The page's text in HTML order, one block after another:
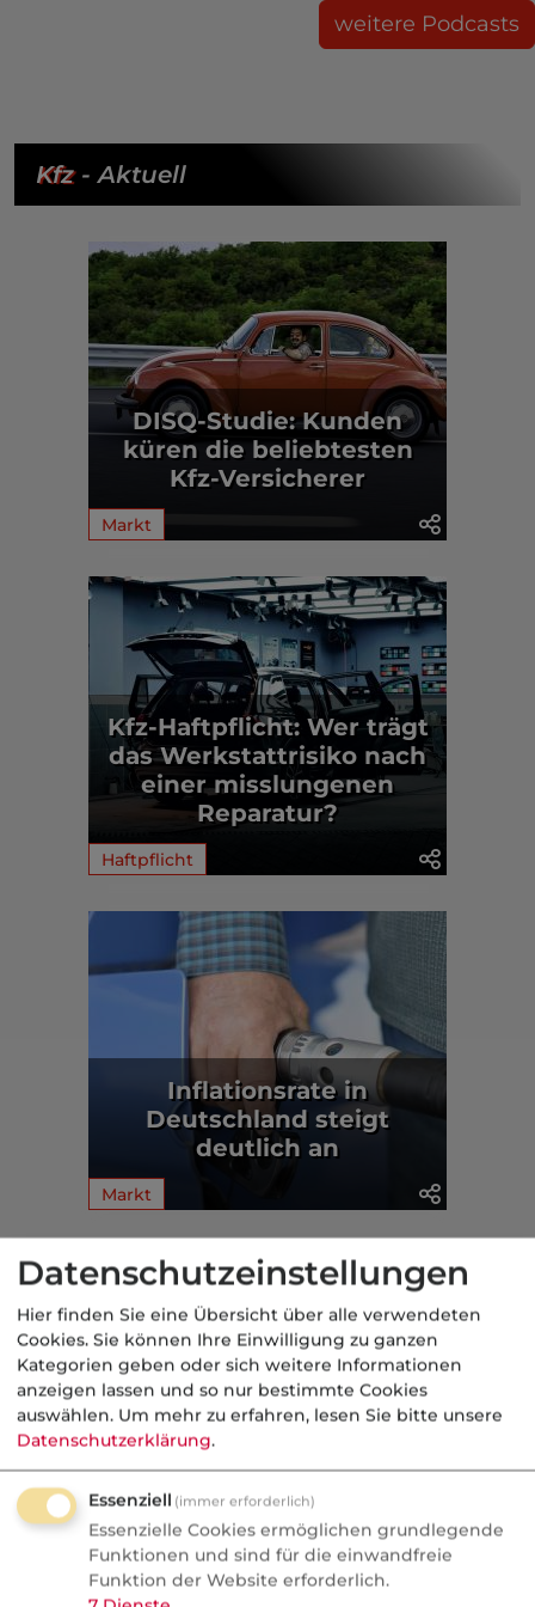
weitere Podcasts
Kfz- Aktuell
DISQ-Studie: Kunden
küren die beliebtesten
Kfz-Versicherer
Markt
Kfz-Haftpflicht: Wer trägt
das Werkstattrisiko nach
einer misslungenen
Reparatur?
Haftpflicht
Inflationsrate in
Deutschland steigt
deutlich an
Markt
Aus der dvb-Redaktion
Markt
Nachrichten
HFK1676: Kfz-Produkte für
digitale Prozesse und
Elektromobilität
Neue Kfz Produkte mit Features, die
Makler vorher selbst erklären mussten.
Besonderer Fokus auf Elektrofahrzeugen
Datenschutzeinstellungen
Hier finden Sie eine Übersicht über alle verwendeten
Cookies. Sie können Ihre Einwilligung zu ganzen
Kategorien geben oder sich weitere Informationen
anzeigen lassen und so nur bestimmte Cookies
auswählen. Um mehr zu erfahren, lesen Sie bitte unsere
Datenschutzerklärung.
Essenziell (immer erforderlich)
Essenzielle Cookies ermöglichen grundlegende
Funktionen und sind für die einwandfreie
Funktion der Website erforderlich.